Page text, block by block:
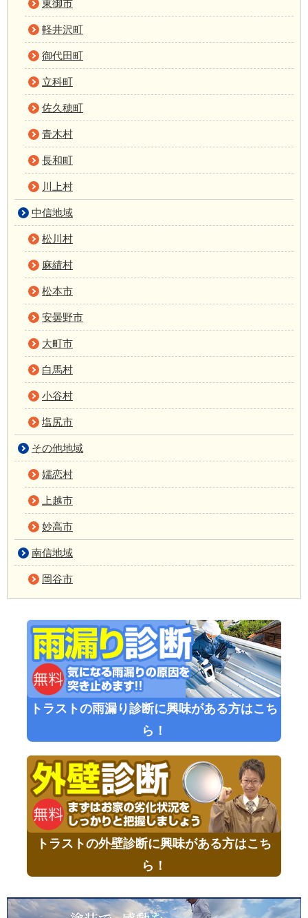
東御市
軽井沢町
御代田町
立科町
佐久穂町
青木村
長和町
川上村
中信地域
松川村
麻績村
松本市
安曇野市
大町市
白馬村
小谷村
塩尻市
その他地域
嬬恋村
上越市
妙高市
南信地域
岡谷市
トラストの雨漏り診断に興味がある方はこち
ら！
トラストの外壁診断に興味がある方はこち
ら！